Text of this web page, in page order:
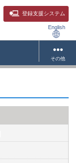
登録支援システム
English
その他